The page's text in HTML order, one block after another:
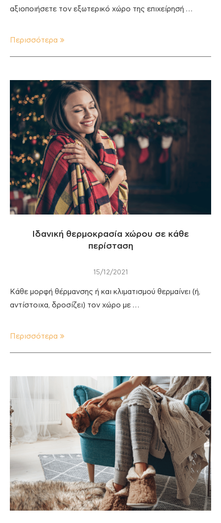
αξιοποιήσετε τον εξωτερικό χώρο της επιχείρησή …
Περισσότερα
Ιδανική θερμοκρασία χώρου σε κάθε
περίσταση
15/12/2021
Κάθε μορφή θέρμανσης ή και κλιματισμού θερμαίνει (ή,
αντίστοιχα, δροσίζει) τον χώρο με …
Περισσότερα